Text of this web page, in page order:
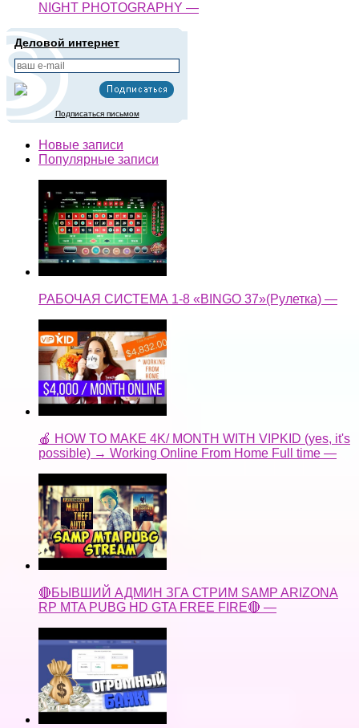
NIGHT PHOTOGRAPHY —
Деловой интернет
Подписаться письмом
Новые записи
Популярные записи
РАБОЧАЯ СИСТЕМА 1-8 «BINGO 37»(Рулетка) —
🍎 HOW TO MAKE 4K/ MONTH WITH VIPKID (yes, it's
possible) → Working Online From Home Full time —
🔴БЫВШИЙ АДМИН ЗГА СТРИМ SAMP ARIZONA
RP MTA PUBG HD GTA FREE FIRE🔴 —